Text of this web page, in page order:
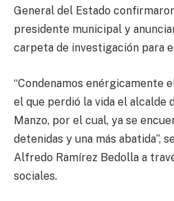
General del Estado
presidente municipal y
carpeta de investigación para
“Condenamos enérgicamente
el que perdió la vida el alcalde
Manzo, por el cual, ya se
detenidas y una más abatida”,
Alfredo Ramírez Bedolla a
sociales.